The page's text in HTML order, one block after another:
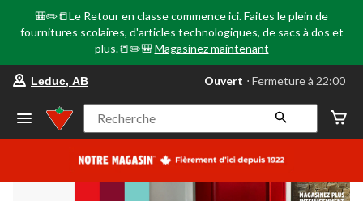
🎒✏️📒Le Retour en classe commence ici. Faites le plein de
fournitures scolaires, d'articles technologiques, de sacs à dos et
plus.📒✏️🎒 Magasinez maintenant
votre
préféré
Leduc,
AB,
courament
Fermeture
Leduc, AB Ouvert ⋅ Fermeture à 22:00
Recherche